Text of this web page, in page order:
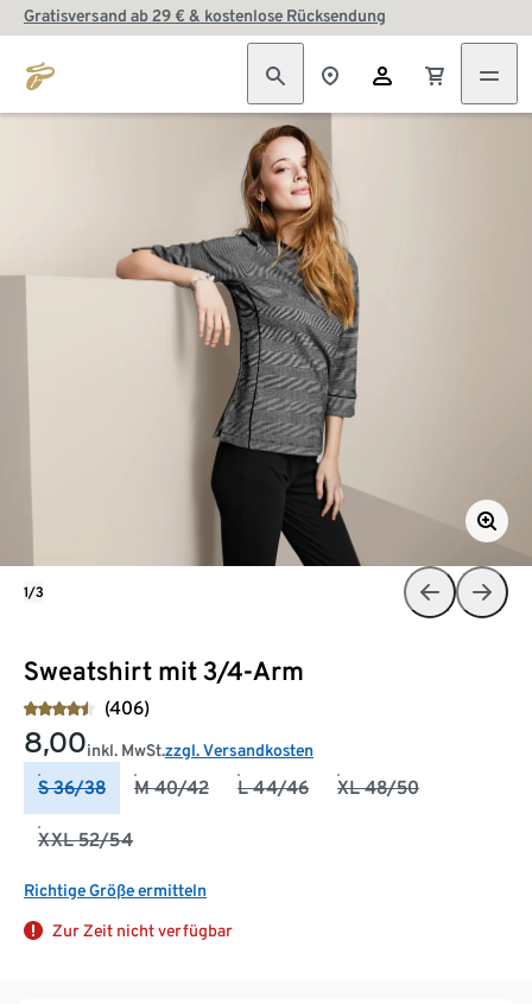
Gratisversand ab 29 € & kostenlose Rücksendung
Sweatshirt mit 3/4-Arm
(406)
8,00inkl. MwSt.zzgl. Versandkosten
S 36/38 M 40/42 L 44/46 XL 48/50
XXL 52/54
Richtige Größe ermitteln
Zur Zeit nicht verfügbar
1/3